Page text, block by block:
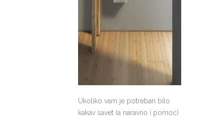
Ukoliko vam je potreban bilo
kakav savet (a naravno i pomoć)